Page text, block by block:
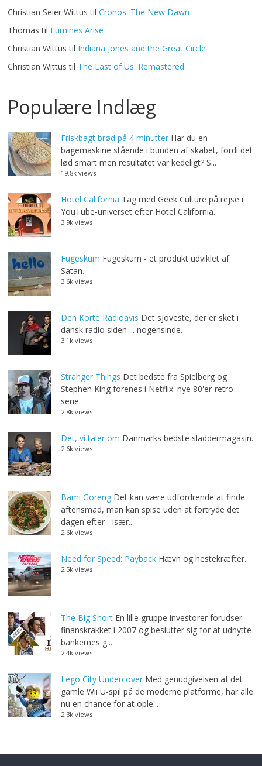
Christian Seier Wittus tilCronos: The New Dawn
Thomas til Lumines Arise
Christian Wittus til Indiana Jones and the Great Circle
Christian Wittus til The Last of Us: Remastered
Populære Indlæg
Friskbagt brød på 4 minutter Har du en
bagemaskine stående i bunden af skabet, fordi det
lød smart men resultatet var kedeligt? S...
19.8k views
Hotel California Tag med Geek Culture på rejse i
YouTube-universet efter Hotel California.
3.9k views
Fugeskum Fugeskum - et produkt udviklet af
Satan.
3.6k views
Den Korte Radioavis Det sjoveste, der er sket i
dansk radio siden ... nogensinde.
3.1k views
Stranger Things Det bedste fra Spielberg og
Stephen King forenes i Netflix' nye 80'er-retro-
serie.
2.8k views
Det, vi taler om Danmarks bedste sladdermagasin.
2.6k views
Bami Goreng Det kan være udfordrende at finde
aftensmad, man kan spise uden at fortryde det
dagen efter - især...
2.6k views
Need for Speed: Payback Hævn og hestekræfter.
2.5k views
The Big Short En lille gruppe investorer forudser
finanskrakket i 2007 og beslutter sig for at udnytte
bankernes g...
2.4k views
Lego City Undercover Med genudgivelsen af det
gamle Wii U-spil på de moderne platforme, har alle
nu en chance for at ople...
2.3k views